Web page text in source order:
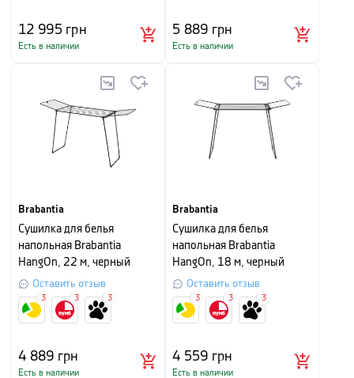
12 995грн
Есть в наличии
5 889 грн
Есть в наличии
Brabantia
Сушилка для белья
напольная Brabantia
HangOn, 22 м, черный
матовый
Оставить отзыв
4 889 грн
Есть в наличии
3 3 3
Brabantia
Сушилка для белья
напольная Brabantia
HangOn, 18 м, черный
матовый
Оставить отзыв
4 559 грн
Есть в наличии
3 3 3